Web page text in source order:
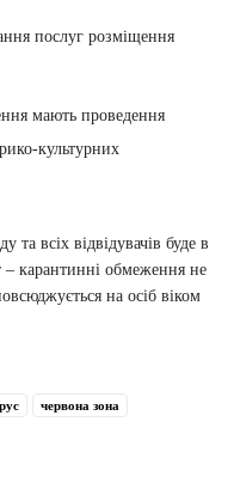
послуг розміщення
мають проведення
культурних
та всіх відвідувачів буде в
– карантинні обмеження не
на осіб віком
червона зона